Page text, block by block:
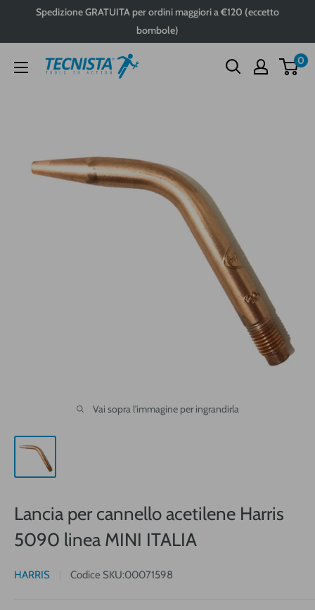
Spedizione GRATUITA per ordini maggiori a €120 (eccetto
bombole)
Tecnista 0
Vai sopra l'immagine per ingrandirla
Lancia per cannello acetilene Harris
5090 linea MINI ITALIA
HARRIS Codice SKU:00071598